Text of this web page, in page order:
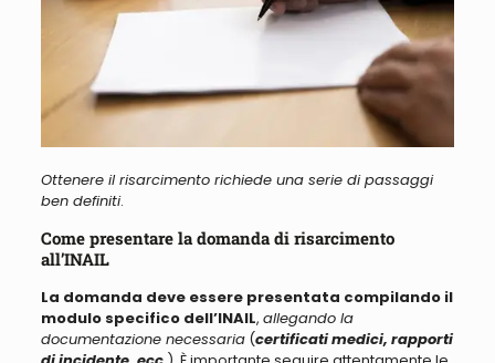
Ottenere il risarcimento richiede una serie di passaggi
ben definiti.
Come presentare la domanda di risarcimento
all’INAIL
La domanda deve essere presentata compilando il
modulo specifico dell’INAIL, allegando la
documentazione necessaria(certificati medici, rapporti